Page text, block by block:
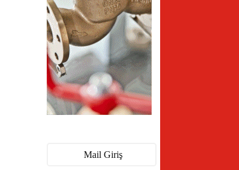
Mail Giriş